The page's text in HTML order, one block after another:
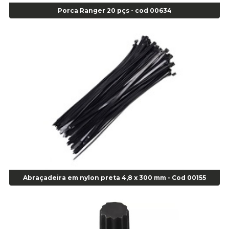
Alicate de Corte Diagonal - cod 02138
Alicate para Abracadeira 3/16" x 1.3/16" 29840 - Gedore - Cod 02174
Alicate para Anéis Externos Bico Reto - Gedore A2 - Cod 00894
Alicate para Anéis Externos com Bico Curvo - Gedore A21 - Cod 00895
Alicate para Anéis Internos Bico Curvo - Gedore J21 - Cod 00893
Alicate para Anéis Tipo Trava Câmbio 8134 Gedore - Cod 02008
Alicate para Balanceamento - Cod 03078
Alicate para trava de cambio 398 11" - Corneta - Cod 03113
Alicate Universal - Cod 01718
Alicate Universal 8" Gedore - Cod 00133
Anel Centralizador Fiat 4 pçs - Amarelo - Cod 00517
Anel Centralizador GM 4 pçs - Azul - Cod 00519
Anel Centralizador Honda 4 pçs - Vermelho - Cod 01465
Porca Ranger 20 pçs - cod 00634
Abraçadeira em nylon preta 4,8 x 300 mm - Cod 00155